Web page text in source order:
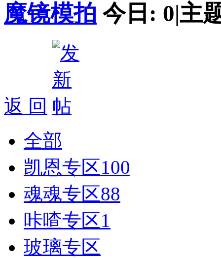
1、每天签到街拍币免费领；点
好消息限时66元升级VIP！赠
1、每天签到街拍币免费领；点
好消息限时66元升级VIP！赠
1、每天签到街拍币免费领；点
好消息限时66元升级VIP！赠
1、每天签到街拍币免费领；点
好消息限时66元升级VIP！赠
1、每天签到街拍币免费领；点
魔镜模拍 今日: 0|主
返 回
全部
凯恩专区100
魂魂专区88
咔喳专区1
玻璃专区